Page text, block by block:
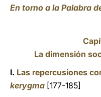
En torno a la Palabra
La dimensión
I. Las repercusiones
kerygma [177-185]